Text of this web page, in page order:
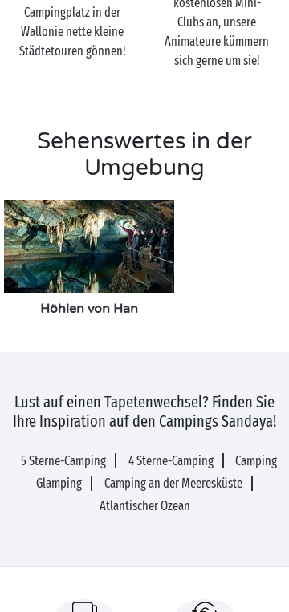
Besseres, als dass alle gemeinsam im Restaurant des
Campingplatzes ein süffiges belgisches Bier
genießen!
Campingplatz in der
Wallonie nette kleine
Städtetouren gönnen!
Clubs an, unsere
Animateure kümmern
sich gerne um sie!
Sehenswertes in der
Umgebung
Höhlen von Han
Lust auf einen Tapetenwechsel? Finden Sie
Ihre Inspiration auf den Campings Sandaya!
5 Sterne-Camping 4 Sterne-Camping
Camping
Glamping
Camping an der Meeresküste
Atlantischer Ozean